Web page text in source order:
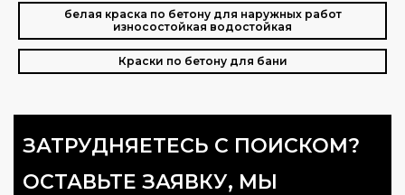
белая краска по бетону для наружных работ
износостойкая водостойкая
Краски по бетону для бани
ЗАТРУДНЯЕТЕСЬ С ПОИСКОМ?
ОСТАВЬТЕ ЗАЯВКУ, МЫ